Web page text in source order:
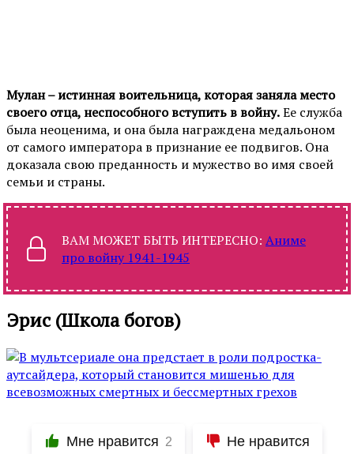
Мулан – истинная воительница, которая заняла место
своего отца, неспособного вступить в войну.Ее служба
была неоценима, и она была награждена медальоном
от самого императора в признание ее подвигов. Она
доказала свою преданность и мужество во имя своей
семьи и страны.
ВАМ МОЖЕТ БЫТЬ ИНТЕРЕСНО: Аниме
про войну 1941-1945
Эрис (Школа богов)
Мне нравится 2 Не нравится